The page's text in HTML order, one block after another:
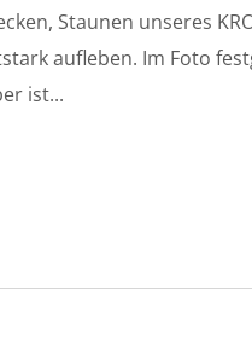
Staunen unseres
aufleben. Im Foto
ist...